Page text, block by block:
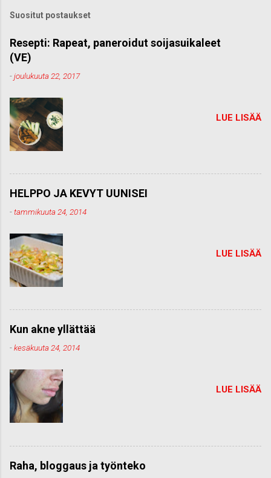
o
m
e
n
Suositut postaukset
Resepti: Rapeat, paneroidut soijasuikaleet
(VE)
-joulukuuta 22, 2017
LUE LISÄÄ
HELPPO JA KEVYT UUNISEI
-tammikuuta 24, 2014
LUE LISÄÄ
Kun akne yllättää
-kesäkuuta 24, 2014
LUE LISÄÄ
Raha, bloggaus ja työnteko